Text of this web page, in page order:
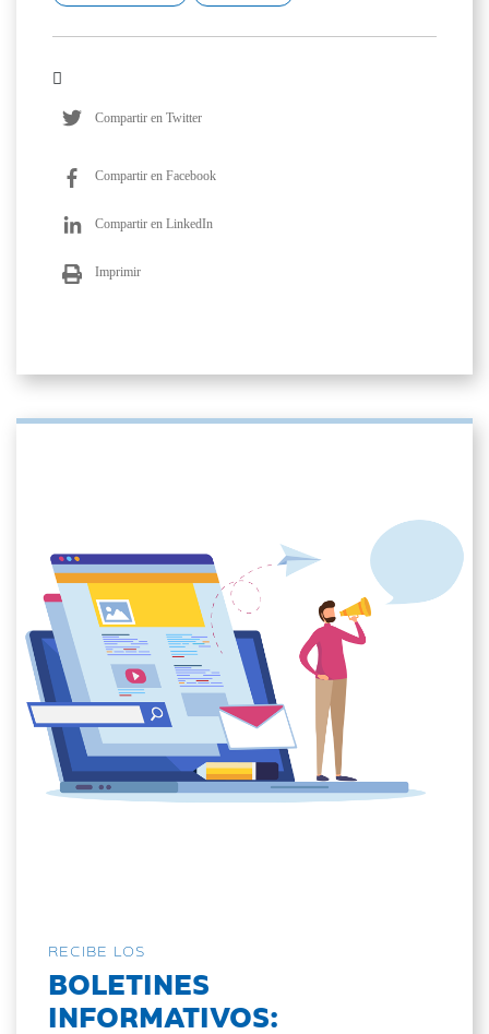
Compartir en Twitter
Compartir en Facebook
Compartir en LinkedIn
Imprimir
RECIBE LOS
BOLETINES
INFORMATIVOS: